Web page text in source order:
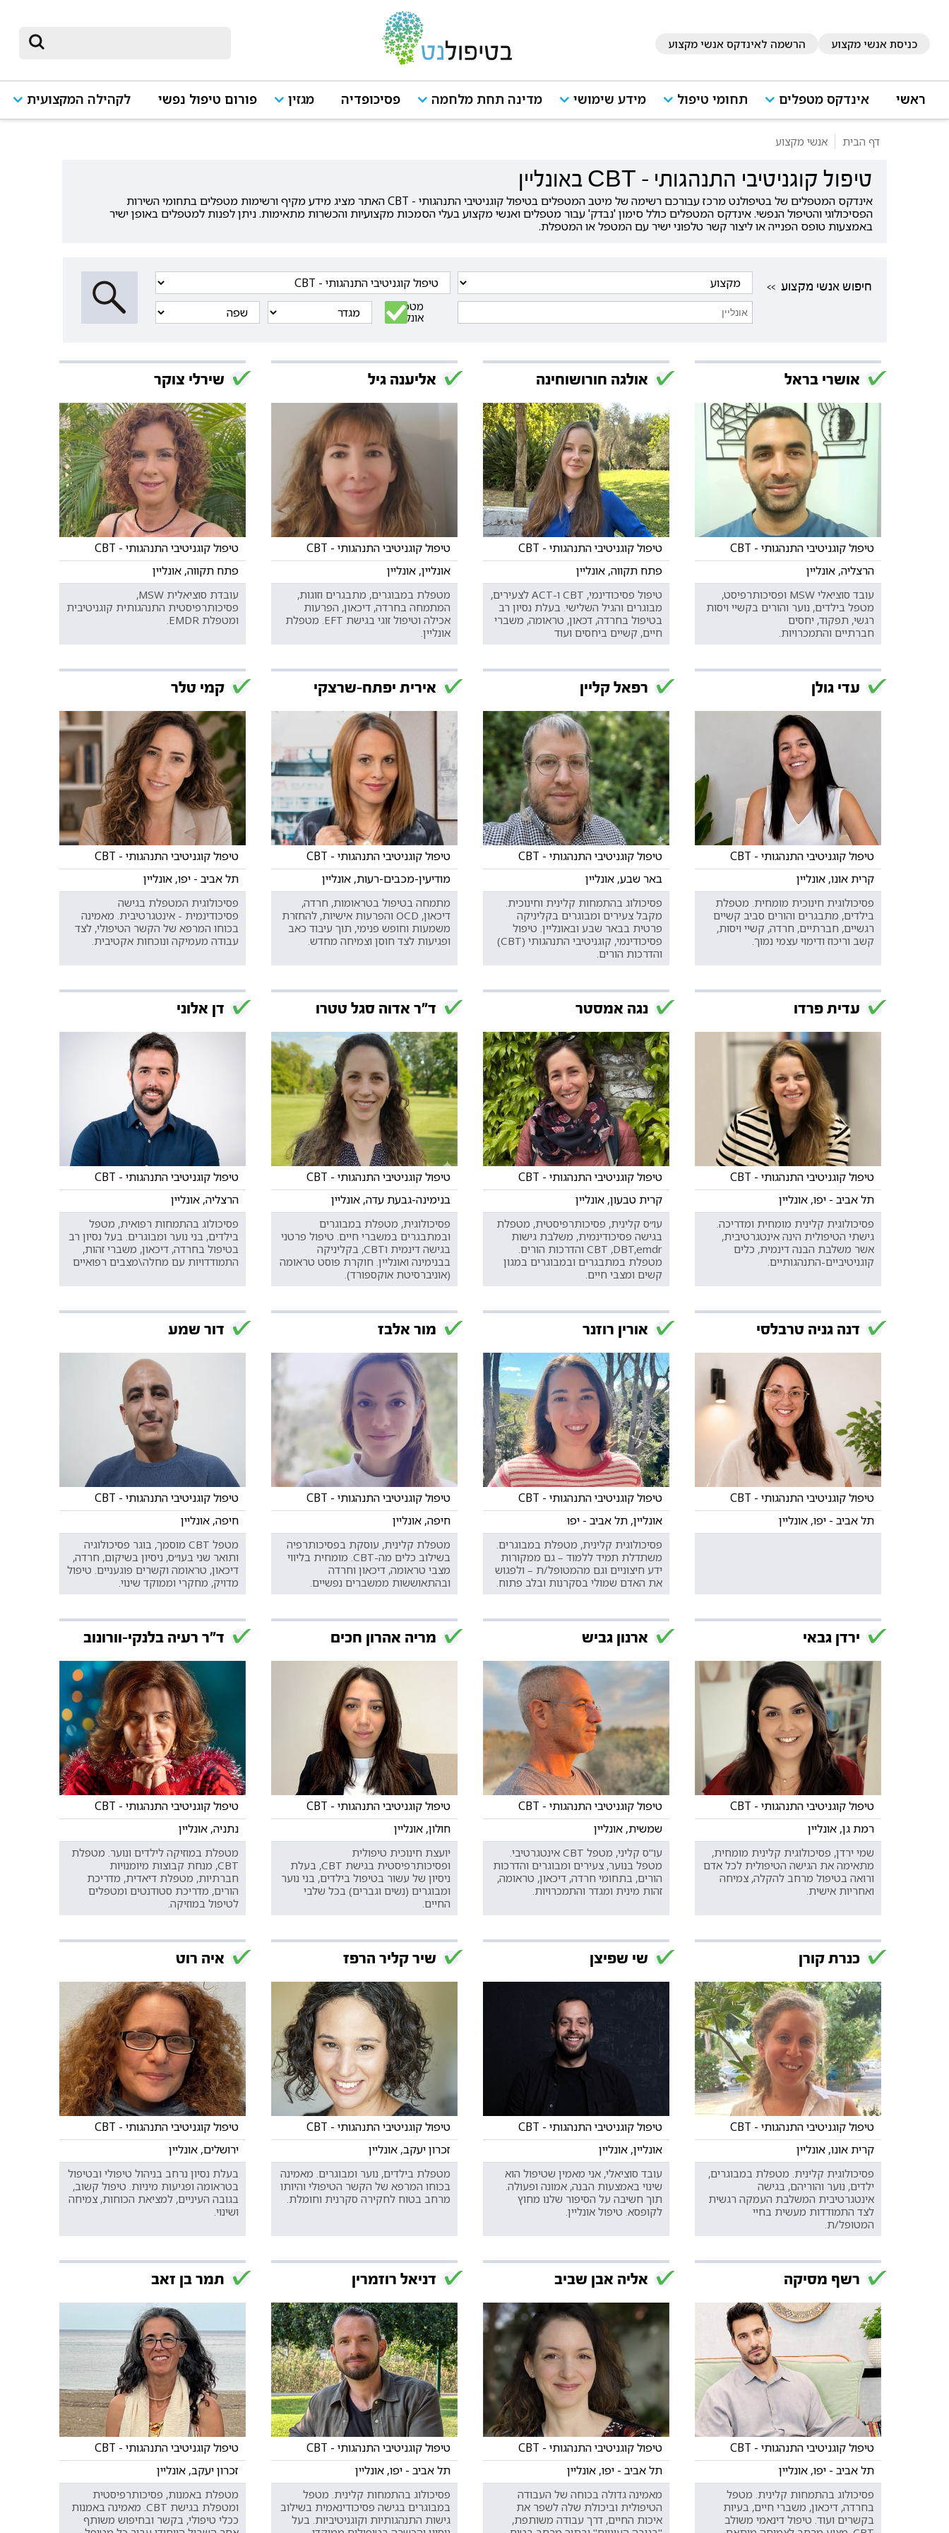
כניסת אנשי מקצוע הרשמה לאינדקס אנשי מקצוע
ראשי אינדקס מטפלים תחומי טיפול מידע שימושי מדינה תחת מלחמה פסיכופדיה מגזין פורום טיפול נפשי לקהילה המקצועית
דף הבית אנשי מקצוע
טיפול קוגניטיבי התנהגותי - CBT באונליין
אינדקס המטפלים של בטיפולנט מרכז עבורכם רשימה של מיטב המטפלים בטיפול קוגניטיבי התנהגותי - CBT האתר מציג מידע מקיף ורשימות מטפלים בתחומי השירות
הפסיכולוגי והטיפול הנפשי. אינדקס המטפלים כולל סימון 'נבדק' עבור מטפלים ואנשי מקצוע בעלי הסמכות מקצועיות והכשרות מתאימות. ניתן לפנות למטפלים באופן ישיר
באמצעות טופס הפנייה או ליצור קשר טלפוני ישיר עם המטפל או המטפלת.
<< חיפוש אנשי מקצוע
מטפלים
אונליין
אושרי בראל
טיפול קוגניטיבי התנהגותי - CBT
הרצליה, אונליין
עובד סוציאלי MSW ופסיכותרפיסט,
מטפל בילדים, נוער והורים בקשיי ויסות
רגשי, תפקוד, יחסים
חברתיים והתמכרויות.
אולגה חורושוחינה
טיפול קוגניטיבי התנהגותי - CBT
פתח תקווה, אונליין
טיפול פסיכודינמי, CBT ו-ACT לצעירים,
מבוגרים והגיל השלישי. בעלת נסיון רב
בטיפול בחרדה, דכאון, טראומה, משברי
חיים, קשיים ביחסים ועוד
אליענה גיל
טיפול קוגניטיבי התנהגותי - CBT
אונליין, אונליין
מטפלת במבוגרים, מתבגרים וזוגות,
המתמחה בחרדה, דיכאון, הפרעות
אכילה וטיפול זוגי בגישת EFT. מטפלת
אונליין.
שירלי צוקר
טיפול קוגניטיבי התנהגותי - CBT
פתח תקווה, אונליין
עובדת סוציאלית MSW,
פסיכותרפיסטית התנהגותית קוגניטיבית
ומטפלת EMDR.
עדי גולן
טיפול קוגניטיבי התנהגותי - CBT
קרית אונו, אונליין
פסיכולוגית חינוכית מומחית. מטפלת
בילדים, מתבגרים והורים סביב קשיים
רגשיים, חברתיים, חרדה, קשיי ויסות,
קשב וריכוז ודימוי עצמי נמוך.
רפאל קליין
טיפול קוגניטיבי התנהגותי - CBT
באר שבע, אונליין
פסיכולוג בהתמחות קלינית וחינוכית.
מקבל צעירים ומבוגרים בקליניקה
פרטית בבאר שבע ובאונליין. טיפול
פסיכודינמי, קוגניטיבי התנהגותי (CBT)
והדרכות הורים.
אירית יפתח-שרצקי
טיפול קוגניטיבי התנהגותי - CBT
מודיעין-מכבים-רעות, אונליין
מתמחה בטיפול בטראומות, חרדה,
דיכאון, OCD והפרעות אישיות, להחזרת
משמעות וחופש פנימי, תוך עיבוד כאב
ופגיעות לצד חוסן וצמיחה מחדש.
קמי טלר
טיפול קוגניטיבי התנהגותי - CBT
תל אביב - יפו, אונליין
פסיכולוגית המטפלת בגישה
פסיכודינמית - אינטגרטיבית. מאמינה
בכוחו המרפא של הקשר הטיפולי, לצד
עבודה מעמיקה ונוכחות אקטיבית.
עדית פרדו
טיפול קוגניטיבי התנהגותי - CBT
תל אביב - יפו, אונליין
פסיכולוגית קלינית מומחית ומדריכה.
גישתי הטיפולית הינה אינטגרטיבית,
אשר משלבת הבנה דינמית, כלים
קוגניטיביים-התנהגותיים.
נגה אמסטר
טיפול קוגניטיבי התנהגותי - CBT
קרית טבעון, אונליין
עו״ס קלינית, פסיכותרפיסטית, מטפלת
בגישה פסיכודינמית, משלבת גישות
CBT ,DBT,emdr והדרכות הורים.
מטפלת במתבגרים ובמבוגרים במגון
קשים ומצבי חיים.
ד"ר אדוה סגל טטרו
טיפול קוגניטיבי התנהגותי - CBT
בנימינה-גבעת עדה, אונליין
פסיכולוגית, מטפלת במבוגרים
ובמתבגרים במשברי חיים. טיפול פרטני
בגישה דינמית וCBT, בקליניקה
בבנימינה ואונליין. חוקרת פוסט טראומה
(אוניברסיטת אוקספורד).
דן אלוני
טיפול קוגניטיבי התנהגותי - CBT
הרצליה, אונליין
פסיכולוג בהתמחות רפואית, מטפל
בילדים, בני נוער ומבוגרים. בעל נסיון רב
בטיפול בחרדה, דיכאון, משברי זהות,
התמודדויות עם מחלה\מצבים רפואיים
דנה גניה טרבלסי
טיפול קוגניטיבי התנהגותי - CBT
תל אביב - יפו, אונליין
אורין רוזנר
טיפול קוגניטיבי התנהגותי - CBT
אונליין, תל אביב - יפו
פסיכולוגית קלינית, מטפלת במבוגרים.
משתדלת תמיד ללמוד – גם ממקורות
ידע חיצוניים וגם מהמטופל/ת – ולפגוש
את האדם שמולי בסקרנות ובלב פתוח.
מור אלבז
טיפול קוגניטיבי התנהגותי - CBT
חיפה, אונליין
מטפלת קלינית, עוסקת בפסיכותרפיה
בשילוב כלים מה-CBT. מומחית בליווי
מצבי טראומה, דיכאון וחרדה
ובהתאוששות ממשברים נפשיים.
דור שמע
טיפול קוגניטיבי התנהגותי - CBT
חיפה, אונליין
מטפל CBT מוסמך, בוגר פסיכולוגיה
ותואר שני בעו״ס, ניסיון בשיקום, חרדה,
דיכאון, טראומה וקשרים פוגעניים. טיפול
מדויק, מחקרי וממוקד שינוי.
ירדן גבאי
טיפול קוגניטיבי התנהגותי - CBT
רמת גן, אונליין
שמי ירדן, פסיכולוגית קלינית מומחית,
מתאימה את הגישה הטיפולית לכל אדם
ורואה בטיפול מרחב להקלה, צמיחה
ואחריות אישית.
ארנון גביש
טיפול קוגניטיבי התנהגותי - CBT
שמשית, אונליין
עו"ס קליני, מטפל CBT אינטגרטיבי.
מטפל בנוער, צעירים ומבוגרים והדרכות
הורים, בתחומי חרדה, דיכאון, טראומה,
זהות מינית ומגדר והתמכרויות.
מריה אהרון חכים
טיפול קוגניטיבי התנהגותי - CBT
חולון, אונליין
יועצת חינוכית טיפולית
ופסיכותרפיסטית בגישת CBT, בעלת
ניסיון של עשור בטיפול בילדים, בני נוער
ומבוגרים (נשים וגברים) בכל שלבי
החיים.
ד"ר רעיה בלנקי-וורונוב
טיפול קוגניטיבי התנהגותי - CBT
נתניה, אונליין
מטפלת במוזיקה לילדים ונוער. מטפלת
CBT, מנחת קבוצות מיומנויות
חברתיות, מטפלת דיאדית, מדריכת
הורים, מדריכת סטודנטים ומטפלים
לטיפול במוזיקה.
כנרת קורן
טיפול קוגניטיבי התנהגותי - CBT
קרית אונו, אונליין
פסיכולוגית קלינית. מטפלת במבוגרים,
ילדים, נוער והוריהם, בגישה
אינטגרטיבית המשלבת העמקה רגשית
לצד התמודדות מעשית בחיי
המטופל/ת.
שי שפיצן
טיפול קוגניטיבי התנהגותי - CBT
אונליין, אונליין
עובד סוציאלי, אני מאמין שטיפול הוא
שינוי באמצעות הבנה, אמונה ופעולה.
תוך חשיבה על הסיפור שלנו מחוץ
לקופסא. טיפול אונליין.
שיר קליר הרפז
טיפול קוגניטיבי התנהגותי - CBT
זכרון יעקב, אונליין
מטפלת בילדים, נוער ומבוגרים. מאמינה
בכוחו המרפא של הקשר הטיפולי והיותו
מרחב בטוח לחקירה סקרנית וחומלת.
איה רוט
טיפול קוגניטיבי התנהגותי - CBT
ירושלים, אונליין
בעלת נסיון נרחב בניהול טיפולי ובטיפול
בטראומה ופגיעות מיניות. טיפול קשוב,
בגובה העיניים, למציאת הכוחות, צמיחה
ושינוי.
רשף מסיקה
טיפול קוגניטיבי התנהגותי - CBT
תל אביב - יפו, אונליין
פסיכולוג בהתמחות קלינית. מטפל
בחרדה, דיכאון, משברי חיים, בעיות
בקשרים ועוד. טיפול דינאמי משולב
אליה אבן שביב
טיפול קוגניטיבי התנהגותי - CBT
תל אביב - יפו, אונליין
מאמינה גדולה בכוחה של העבודה
הטיפולית וביכולת שלה לשפר את
איכות החיים, דרך עבודה משותפת,
דניאל רוזמרין
טיפול קוגניטיבי התנהגותי - CBT
תל אביב - יפו, אונליין
פסיכולוג בהתמחות קלינית. מטפל
במבוגרים בגישה פסיכודינאמית בשילוב
גישות התנהגותיות וקוגניטיביות. בעל
תמר בן זאב
טיפול קוגניטיבי התנהגותי - CBT
זכרון יעקב, אונליין
מטפלת באמנות, פסיכותרפיסטית
ומטפלת בגישת CBT. מאמינה באמנות
ככלי טיפולי, בקשר ובחיפוש משותף